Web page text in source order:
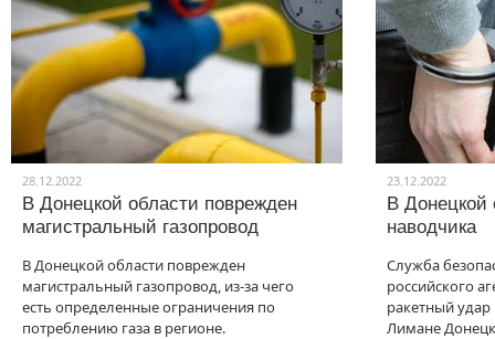
28.12.2022
В Донецкой области поврежден
магистральный газопровод
В Донецкой области поврежден
магистральный газопровод, из-за чего
есть определенные ограничения по
потреблению газа в регионе.
23.12.2022
В Донецкой
наводчика
Служба
российского
ракетный
Лимане